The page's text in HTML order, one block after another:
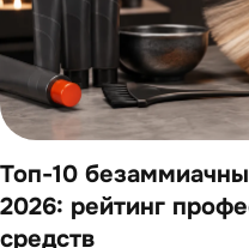
Топ-10
2026: рейтинг
средств